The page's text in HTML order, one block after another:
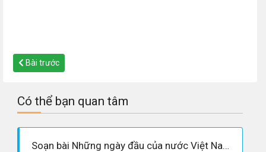
Bài trước
Có thể bạn quan tâm
Soạn bài Những ngày đầu của nước Việt Nam mới - Võ Nguyên Giáp